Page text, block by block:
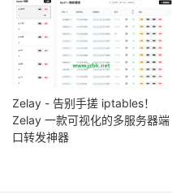
Zelay - 告别手搓 iptables！
Zelay 一款可视化的多服务器端
口转发神器